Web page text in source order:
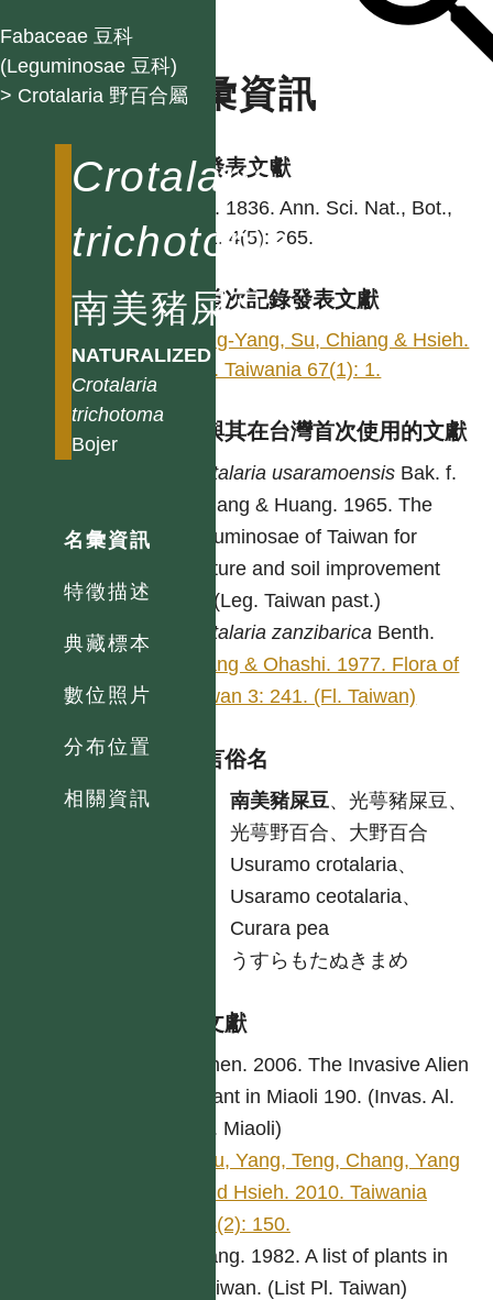
Fabaceae 豆科
(Leguminosae 豆科)
> Crotalaria 野百合屬
Crotalaria
trichotoma
南美豬屎豆
NATURALIZED
Crotalaria
trichotoma
Bojer
名彙資訊
特徵描述
典藏標本
數位照片
分布位置
相關資訊
名彙資訊
學名發表文獻
Bojer. 1836. Ann. Sci. Nat., Bot.,
sér. 2. 4(5): 265.
台灣首次記錄發表文獻
Chang-Yang, Su, Chiang & Hsieh.
2022. Taiwania 67(1): 1.
異名與其在台灣首次使用的文獻
Crotalaria usaramoensis Bak. f.
Chuang & Huang. 1965. The
Leguminosae of Taiwan for
pasture and soil improvement
32. (Leg. Taiwan past.)
Crotalaria zanzibarica Benth.
Huang & Ohashi. 1977. Flora of
Taiwan 3: 241. (Fl. Taiwan)
各語言俗名
南美豬屎豆、光萼豬屎豆、
光萼野百合、大野百合
Usuramo crotalaria、
Usaramo ceotalaria、
Curara pea
うすらもたぬきまめ
參考文獻
Chen. 2006. The Invasive Alien
Plant in Miaoli 190. (Invas. Al.
Pl. Miaoli)
Wu, Yang, Teng, Chang, Yang
and Hsieh. 2010. Taiwania
55(2): 150.
Yang. 1982. A list of plants in
Taiwan. (List Pl. Taiwan)